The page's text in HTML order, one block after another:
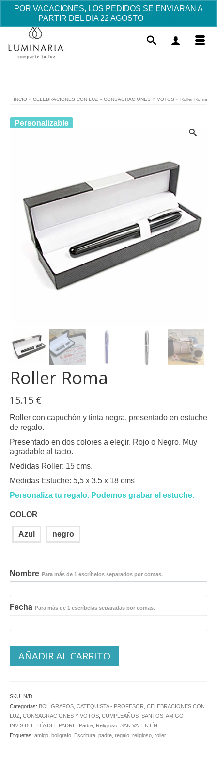
POR VACACIONES, LOS PEDIDOS SE ENVIARAN A
PARTIR DEL DIA 22 AGOSTO
INCIO » CELEBRACIONES CON LUZ » CONSAGRACIONES Y VOTOS » Roller Roma
Personalizable
Roller Roma
15.15 €
Roller con capuchón y tinta negra, presentado en estuche
de regalo.
Presentado en dos colores a elegir, Rojo o Negro. Muy
agradable al tacto.
Medidas Roller: 15 cms.
Medidas Estuche: 5,5 x 3,5 x 18 cms
Personaliza tu regalo. Podemos grabar el estuche.
COLOR
Azul negro
Nombre Para más de 1 escríbelos separados por comas.
Fecha Para más de 1 escríbelas separadas por comas.
AÑADIR AL CARRITO
SKU: N/D
Categorías: BOLÍGRAFOS CATEQUISTA - PROFESOR CELEBRACIONES CON
LUZ CONSAGRACIONES Y VOTOS CUMPLEAÑOS, SANTOS, AMIGO
INVISIBLE DÍA DEL PADRE Padre Religioso SAN VALENTÍN
Etiquetas: amigo boligrafo Escritura padre regalo religioso roller
4.24€ + AÑADIR